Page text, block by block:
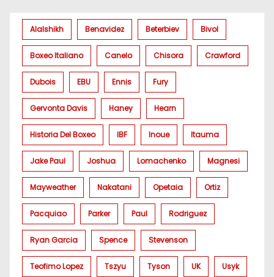
Alalshikh Benavidez Beterbiev Bivol
Boxeo Italiano Canelo Chisora Crawford
Dubois EBU Ennis Fury
Gervonta Davis Haney Hearn
Historia Del Boxeo IBF Inoue Itauma
Jake Paul Joshua Lomachenko Magnesi
Mayweather Nakatani Opetaia Ortiz
Pacquiao Parker Paul Rodriguez
Ryan Garcia Spence Stevenson
Teofimo Lopez Tszyu Tyson UK Usyk